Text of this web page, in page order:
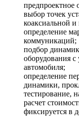
предпроектное
выбор точек
коаксиальной
определение
коммуникаций;
подбор
оборудования с
автомобиля;
определение
динамики,
тестирование,
расчет
фиксируется в